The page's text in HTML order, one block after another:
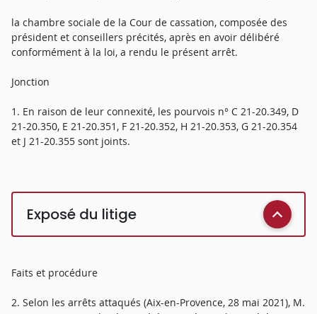
la chambre sociale de la Cour de cassation, composée des
président et conseillers précités, après en avoir délibéré
conformément à la loi, a rendu le présent arrêt.
Jonction
1. En raison de leur connexité, les pourvois n° C 21-20.349, D
21-20.350, E 21-20.351, F 21-20.352, H 21-20.353, G 21-20.354
et J 21-20.355 sont joints.
Exposé du litige
Faits et procédure
2. Selon les arrêts attaqués (Aix-en-Provence, 28 mai 2021), M.